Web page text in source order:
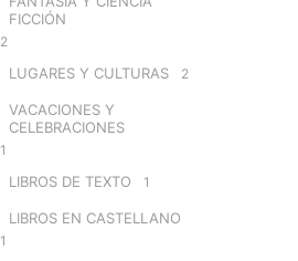
FICCIÓN
2
LUGARES Y CULTURAS 2
VACACIONES Y
CELEBRACIONES
1
LIBROS DE TEXTO 1
LIBROS EN CASTELLANO
1